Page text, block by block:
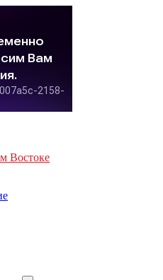
Востоке